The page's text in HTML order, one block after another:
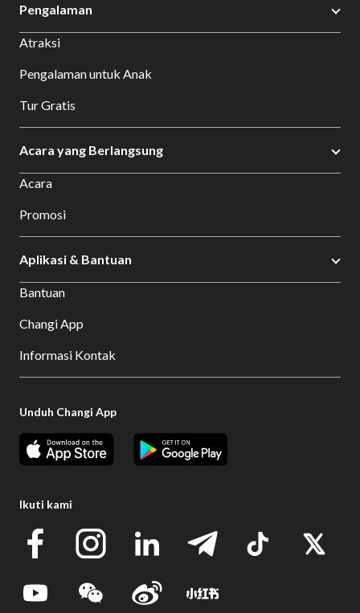
Pengalaman
Atraksi
Pengalaman untuk Anak
Tur Gratis
Acara yang Berlangsung
Acara
Promosi
Aplikasi & Bantuan
Bantuan
Changi App
Informasi Kontak
Unduh Changi App
Ikuti kami